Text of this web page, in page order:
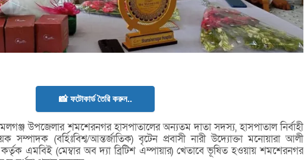
📸 ফটোকার্ড তৈরি করুন..
উপজেলার শমশেরনগর হাসপাতালের অন্যতম দাতা সদস্য, হাসপাতাল নির্বাহী
সম্পাদক (বর্হিঃবিশ্ব/আন্তর্জাতিক) বৃটেন প্রবাসী নারী উদ্যোক্তা মনোয়ারা আলী
এমবিই (মেম্বার অব দ্যা ব্রিটিশ এম্পায়ার) খেতাবে ভূষিত হওয়ায় শমশেরনগর